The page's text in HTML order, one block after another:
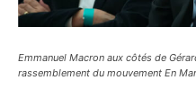
Emmanuel Macron aux côtés de
rassemblement du mouvement En